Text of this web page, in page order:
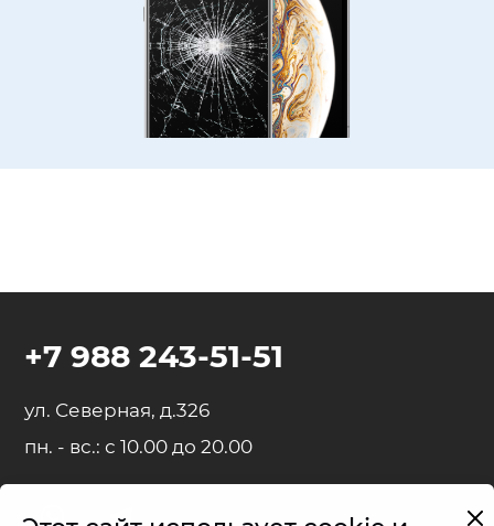
ул. Северная, д.326
пн. - вс.: с 10.00 до 20.00
+7 988 243-51-51